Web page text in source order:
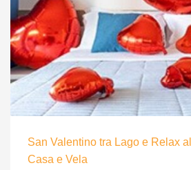
San Valentino tra Lago e Relax
Casa e Vela